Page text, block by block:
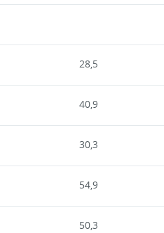
28,5
40,9
30,3
54,9
50,3